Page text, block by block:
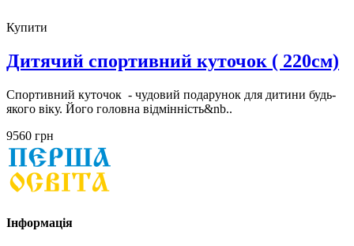
Купити
Дитячий спортивний куточок ( 220см)
Спортивний куточок - чудовий подарунок для дитини будь-
якого віку. Його головна відмінність&nb..
9560 грн
Інформація